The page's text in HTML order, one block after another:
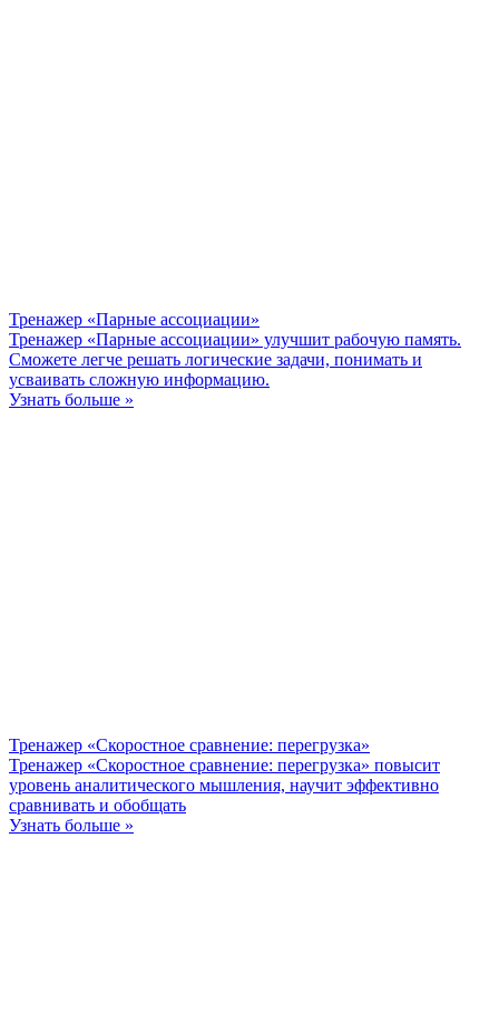
Тренажер «Парные ассоциации»
Тренажер «Парные ассоциации» улучшит рабочую память.
Сможете легче решать логические задачи, понимать и
усваивать сложную информацию.
Узнать больше »
Тренажер «Скоростное сравнение: перегрузка»
Тренажер «Скоростное сравнение: перегрузка» повысит
уровень аналитического мышления, научит эффективно
сравнивать и обобщать
Узнать больше »